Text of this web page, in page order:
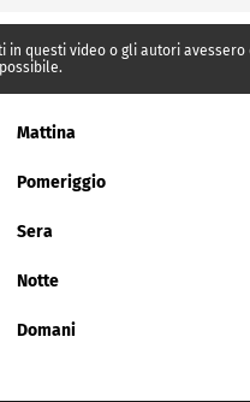
questi video o gli autori
Mattina
Pomeriggio
Sera
Notte
Domani